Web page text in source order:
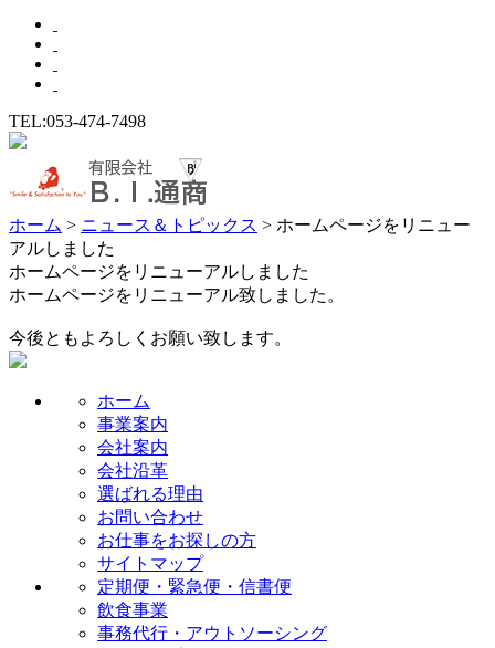
TEL:053-474-7498
ホーム > ニュース＆トピックス > ホームページをリニュー
アルしました
ホームページをリニューアルしました
ホームページをリニューアル致しました。
今後ともよろしくお願い致します。
ホーム
事業案内
会社案内
会社沿革
選ばれる理由
お問い合わせ
お仕事をお探しの方
サイトマップ
定期便・緊急便・信書便
飲食事業
事務代行・アウトソーシング